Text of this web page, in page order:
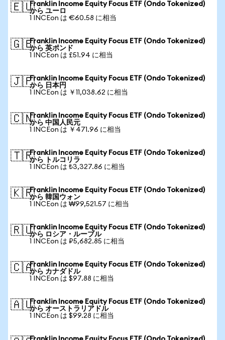
🇪🇺Franklin Income Equity Focus ETF (Ondo Tokenized)
から ユーロ
1 INCEon は €60.58 に相当
🇬🇧Franklin Income Equity Focus ETF (Ondo Tokenized)
から 英ポンド
1 INCEon は £51.94 に相当
🇯🇵Franklin Income Equity Focus ETF (Ondo Tokenized)
から 日本円
1 INCEon は ￥11,038.62 に相当
🇨🇳Franklin Income Equity Focus ETF (Ondo Tokenized)
から 中国人民元
1 INCEon は ￥471.96 に相当
🇹🇷Franklin Income Equity Focus ETF (Ondo Tokenized)
から トルコリラ
1 INCEon は ₺3,327.86 に相当
🇰🇷Franklin Income Equity Focus ETF (Ondo Tokenized)
から 韓国ウォン
1 INCEon は ₩99,521.57 に相当
🇷🇺Franklin Income Equity Focus ETF (Ondo Tokenized)
から ロシア・ルーブル
1 INCEon は ₽5,682.85 に相当
🇨🇦Franklin Income Equity Focus ETF (Ondo Tokenized)
から カナダドル
1 INCEon は $97.88 に相当
🇦🇺Franklin Income Equity Focus ETF (Ondo Tokenized)
から オーストラリアドル
1 INCEon は $99.28 に相当